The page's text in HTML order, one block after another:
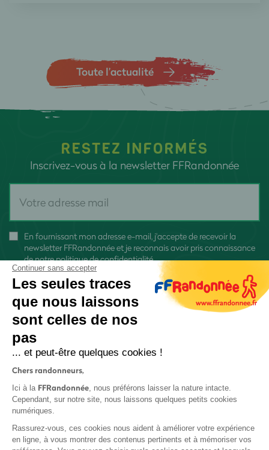
Toute l’actualité
RESTEZ INFORMÉS
Inscrivez-vous à la newsletter FFRandonnée
En fournissant mon adresse e-mail, j'accepte de recevoir la
newsletter FFRandonnée et je reconnais avoir pris connaissance
denotre politique de confidentialité
Protection des données
Continuer sans accepter
Les seules traces
que nous laissons
sont celles de nos
pas
... et peut-être quelques cookies !
Chers randonneurs,
Ici à la FFRandonnée, nous préférons laisser la nature intacte.
Cependant, sur notre site, nous laissons quelques petits cookies
numériques.
Rassurez-vous, ces cookies nous aident à améliorer votre expérience
en ligne, à vous montrer des contenus pertinents et à mémoriser vos